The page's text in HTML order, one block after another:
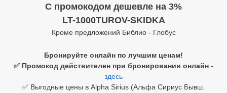
C промокодом дешевле на 3%
LT-1000TUROV-SKIDKA
Кроме предложений Библио - Глобус
Бронируйте онлайн по лучшим ценам!
✅ Промокод действителен при бронировании онлайн -
здесь
✅ Выгодные цены в Alpha Sirius (Альфа Сириус Бывш.
Шри Ланка